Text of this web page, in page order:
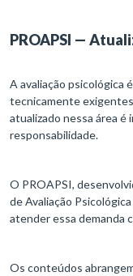
PROAPSI —
A avaliação psicológica
tecnicamente
atualizado nessa área é
responsabilidade.
O PROAPSI,
de Avaliação
atender essa demanda
Os conteúdos